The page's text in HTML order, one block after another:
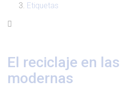
Etiquetas
El reciclaje en
modernas